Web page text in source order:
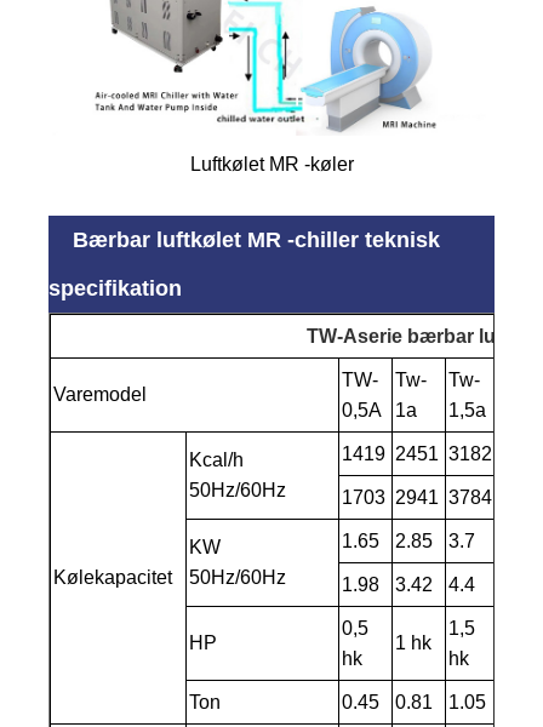
Luftkølet MR -køler
Bærbar luftkølet MR -chiller teknisk
specifikation
TW-Aserie bærbar
Varemodel
TW-
0,5A
Tw-
1a
Tw-
1,5a
Kølekapacitet
Kcal/h
50Hz/60Hz
1419 2451 3182
1703 2941 3784
KW
50Hz/60Hz
1.65 2.85 3.7
1.98 3.42 4.4
HP
0,5
hk
1 hk
1,5
hk
Ton 0.45 0.81 1.05